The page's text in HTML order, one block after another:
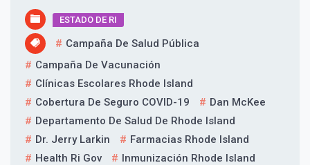
ESTADO DE RI
Campaña De Salud Pública
Campaña De Vacunación
Clínicas Escolares Rhode Island
Cobertura De Seguro COVID-19
Dan McKee
Departamento De Salud De Rhode Island
Dr. Jerry Larkin
Farmacias Rhode Island
Health Ri Gov
Inmunización Rhode Island